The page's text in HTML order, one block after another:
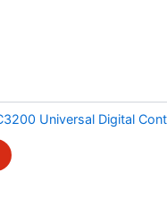
Universal Digital